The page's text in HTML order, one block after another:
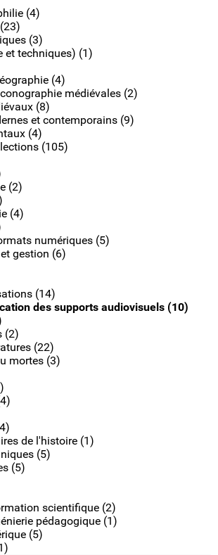
(4)
(3)
et techniques) (1)
(4)
médiévales (2)
(8)
et contemporains (9)
(4)
(105)
(2)
(4)
numériques (5)
gestion (6)
(14)
des supports audiovisuels (10)
(2)
(22)
mortes (3)
de l'histoire (1)
(5)
(5)
scientifique (2)
pédagogique (1)
(5)